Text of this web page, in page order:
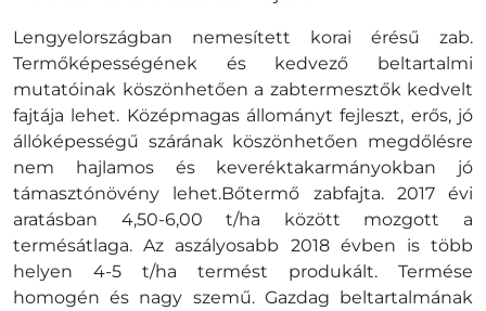
Lengyelországban nemesített korai érésű zab.
Termőképességének és kedvező beltartalmi
mutatóinak köszönhetően a zabtermesztők kedvelt
fajtája lehet. Középmagas állományt fejleszt, erős, jó
állóképességű szárának köszönhetően megdőlésre
nem hajlamos és keveréktakarmányokban jó
támasztónövény lehet.Bőtermő zabfajta. 2017 évi
aratásban 4,50-6,00 t/ha között mozgott a
termésátlaga. Az aszályosabb 2018 évben is több
helyen 4-5 t/ha termést produkált. Termése
homogén és nagy szemű. Gazdag beltartalmának